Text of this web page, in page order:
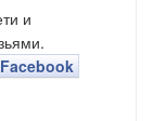
и
Facebook